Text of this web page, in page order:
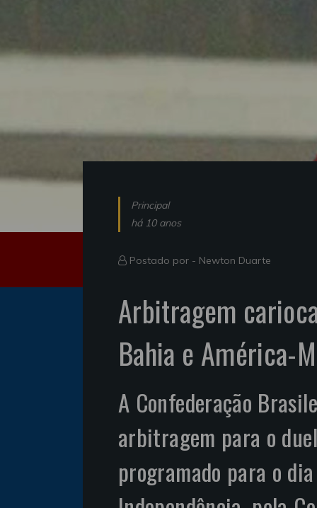
Principal
há 10 anos
Postado por - Newton Duarte
Arbitragem
Bahia e América-
A Confederação
arbitragem para o
programado para o